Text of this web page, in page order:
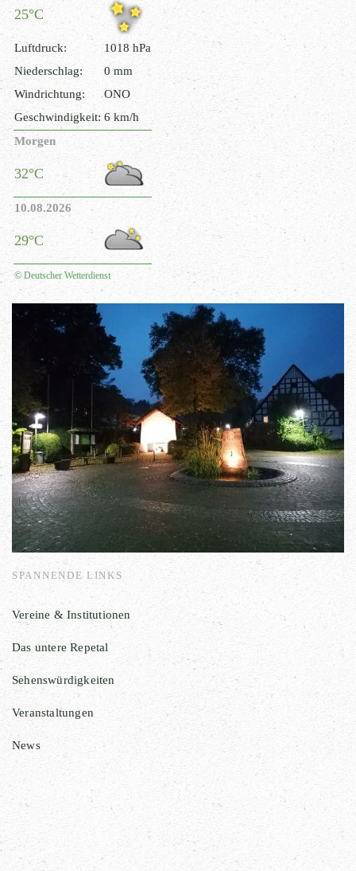
25°C
Luftdruck:
1018 hPa
Niederschlag:
0 mm
Windrichtung:
ONO
Geschwindigkeit: 6 km/h
Morgen
32°C
10.08.2026
29°C
© Deutscher Wetterdienst
SPANNENDE LINKS
Vereine & Institutionen
Das untere Repetal
Sehenswürdigkeiten
Veranstaltungen
News